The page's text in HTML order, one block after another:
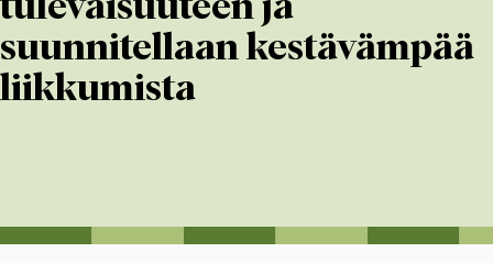
suunnitellaan kestävämpää
liikkumista